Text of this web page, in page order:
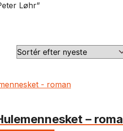
Løhr”
–